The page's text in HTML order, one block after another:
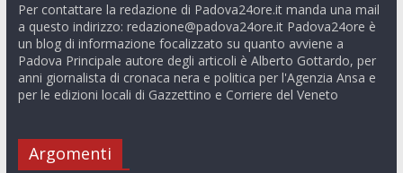
Per contattare la redazione di Padova24ore.it manda una mail
a questo indirizzo: redazione@padova24ore.itPadova24ore è
un blog di informazione focalizzato su quanto avviene a
Padova Principale autore degli articoli è Alberto Gottardo, per
anni giornalista di cronaca nera e politica per l'Agenzia Ansa e
per le edizioni locali di Gazzettino e Corriere del Veneto
Argomenti